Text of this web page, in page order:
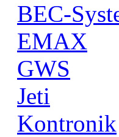
BEC-
EMAX
GWS
Jeti
Kontronik